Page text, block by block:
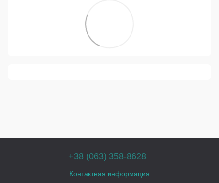
+38 (063) 358-8628
Контактная информация